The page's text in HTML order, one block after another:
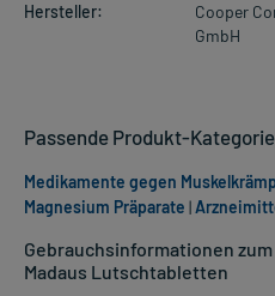
Hersteller:
Cooper
GmbH
Gebrauchsinformationen
Madaus Lutschtabletten
Passende Produkt-
Medikamente gegen
Magnesium Präparate |